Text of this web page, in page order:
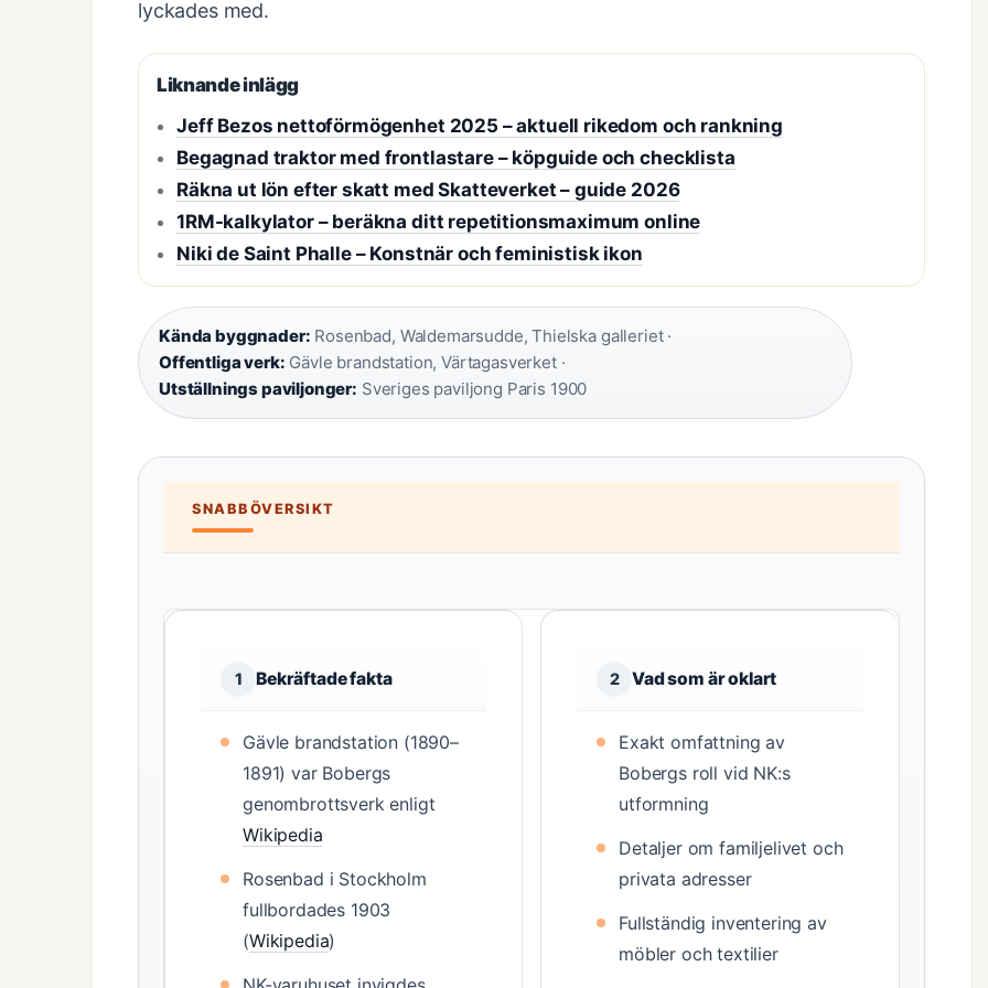
lyckades med.
Liknande inlägg
Jeff Bezos nettoförmögenhet 2025 – aktuell rikedom och rankning
Begagnad traktor med frontlastare – köpguide och checklista
Räkna ut lön efter skatt med Skatteverket – guide 2026
1RM-kalkylator – beräkna ditt repetitionsmaximum online
Niki de Saint Phalle – Konstnär och feministisk ikon
Kända byggnader: Rosenbad, Waldemarsudde, Thielska galleriet ·
Offentliga verk: Gävle brandstation, Värtagasverket ·
Utställnings paviljonger: Sveriges paviljong Paris 1900
SNABBÖVERSIKT
1 Bekräftade fakta
Gävle brandstation (1890–
1891) var Bobergs
genombrottsverk enligt
Wikipedia
Rosenbad i Stockholm
fullbordades 1903
(Wikipedia)
2 Vad som är oklart
Exakt omfattning av
Bobergs roll vid NK:s
utformning
Detaljer om familjelivet och
privata adresser
Fullständig inventering av
möbler och textilier